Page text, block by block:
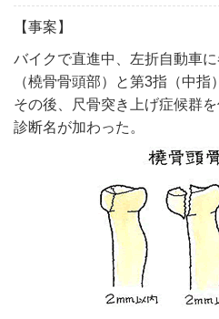
【事案】
バイクで直進中、左折自動車
（橈骨骨頭部）と第3指（中指
その後、尺骨突き上げ症候群
診断名が加わった。